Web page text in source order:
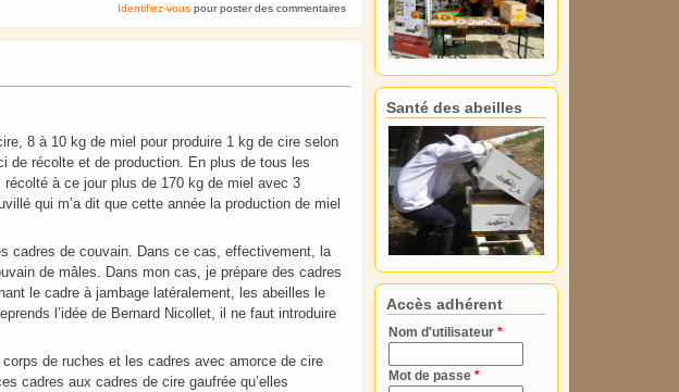
Identifiez-vouspour poster des commentaires
8 à 10 kg de miel pour produire 1 kg de cire selon
de récolte et de production. En plus de tous les
à ce jour plus de 170 kg de miel avec 3
qui m’a dit que cette année la production de miel
cadres de couvain. Dans ce cas, effectivement, la
de mâles. Dans mon cas, je prépare des cadres
le cadre à jambage latéralement, les abeilles le
l’idée de Bernard Nicollet, il ne faut introduire
corps de ruches et les cadres avec amorce de cire
cadres aux cadres de cire gaufrée qu’elles
Santé des abeilles
Accès adhérent
Nom d'utilisateur *
Mot de passe *